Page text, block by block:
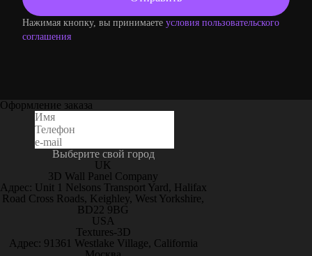
Нажимая кнопку, вы принимаете условия пользовательского
соглашения
Оформление заказа
Выберите свой город
UK
3D Wall Panel Company
Адрес: Unit 1 Nelsons Transport Yard, Halifax
Road Cross Roads, Keighley, West Yorkshire,
BD22 9BG
USA
Textures-3D
Адрес: 91361 Westlake Village, California